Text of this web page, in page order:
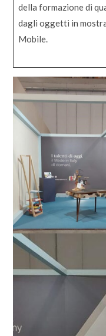
della formazione di
dagli oggetti in
Mobile.